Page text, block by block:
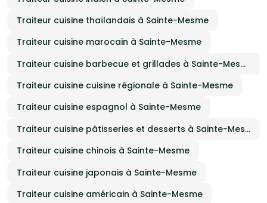
Traiteur cuisine thaïlandais à Sainte-Mesme
Traiteur cuisine marocain à Sainte-Mesme
Traiteur cuisine barbecue et grillades à Sainte-Mesme
Traiteur cuisine cuisine régionale à Sainte-Mesme
Traiteur cuisine espagnol à Sainte-Mesme
Traiteur cuisine pâtisseries et desserts à Sainte-Mesme
Traiteur cuisine chinois à Sainte-Mesme
Traiteur cuisine japonais à Sainte-Mesme
Traiteur cuisine américain à Sainte-Mesme